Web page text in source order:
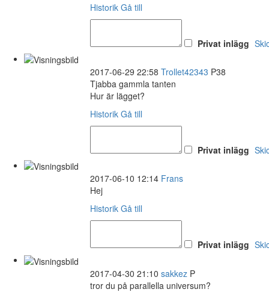
Historik Gå till
Privat inlägg
2017-06-29 22:58 Trollet42343 P38
Tjabba gammla tanten
Hur är lägget?
Historik Gå till
Privat inlägg
2017-06-10 12:14 Frans
Hej
Historik Gå till
Privat inlägg
2017-04-30 21:10 sakkez P
tror du på parallella universum?